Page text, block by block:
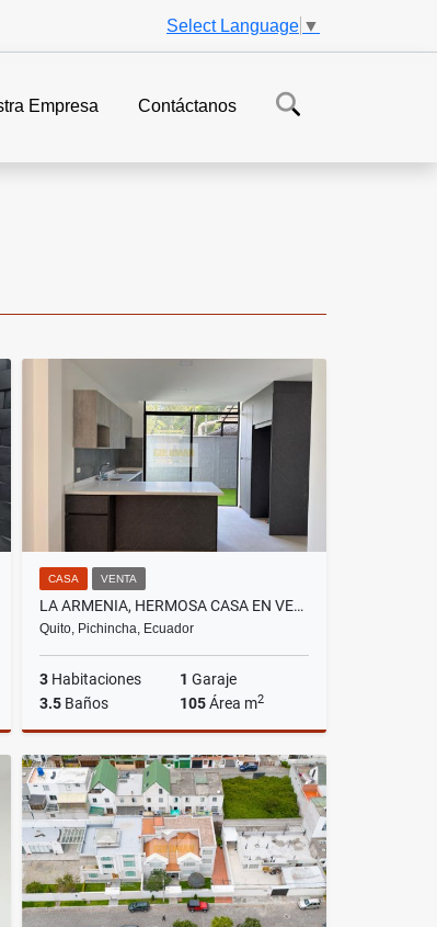
Select Language ▼
Empresa Contáctanos
CASA VENTA
LA ARMENIA, HERMOSA CASA EN VENTA,NUEVA VIP 105M2
Quito, Pichincha, Ecuador
3 Habitaciones 1 Garaje
3.5 Baños 105Área m2
Venta
US$89,900